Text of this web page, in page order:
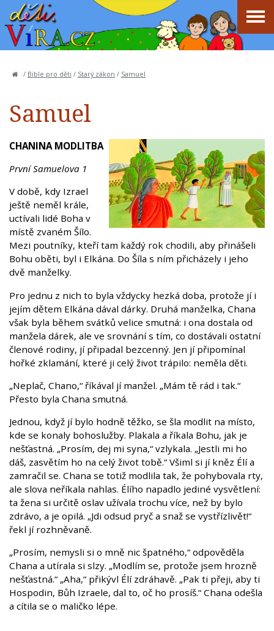
/ Bible pro děti / Starý zákon / Samuel
Samuel
CHANINA MODLITBA
První Samuelova 1
V době, kdy Izrael
ještě neměl krále,
uctívali lidé Boha v
místě zvaném Šílo.
Mezi poutníky, kteří tam každý rok chodili, aby přinášeli
Bohu oběti, byl i Elkána. Do Šíla s ním přicházely i jeho
dvě manželky.
Pro jednu z nich to byla vždycky hezká doba, protože jí i
jejím dětem Elkána dával dárky. Druhá manželka, Chana
však byla během svátků velice smutná: i ona dostala od
manžela dárek, ale ve srovnání s tím, co dostávali ostatní
členové rodiny, jí připadal bezcenný. Jen jí připomínal
hořké zklamání, které ji celý život trápilo: neměla děti.
„Neplač, Chano,“ říkával jí manžel. „Mám tě rád i tak.“
Přesto byla Chana smutná.
Jednou, když jí bylo hodně těžko, se šla modlit na místo,
kde se konaly bohoslužby. Plakala a říkala Bohu, jak je
nešťastná. „Prosím, dej mi syna,“ vzlykala. „Jestli mi ho
dáš, zasvětím ho na celý život tobě.“ Všiml si jí kněz Élí a
zamračil se. Chana se totiž modlila tak, že pohybovala rty,
ale slova neříkala nahlas. Élího napadlo jediné vysvětlení:
ta žena si určitě oslav užívala trochu více, než by bylo
zdrávo, a je opilá. „Jdi odsud pryč a snaž se vystřízlivět!“
řekl jí rozhněvaně.
„Prosím, nemysli si o mně nic špatného,“ odpověděla
Chana a utírala si slzy. „Modlím se, protože jsem hrozně
nešťastná.“ „Aha,“ přikývl Élí zdráhavě. „Pak ti přeji, aby ti
Hospodin, Bůh Izraele, dal to, oč ho prosíš.“ Chana odešla
a cítila se o maličko lépe.